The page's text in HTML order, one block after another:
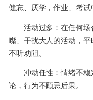
健忘、厌学，作业、考试
活动过多：在任何场
嘴、干扰大人的活动，平
不听劝阻。
冲动任性：情绪不稳
论，行为不顾忌后果。